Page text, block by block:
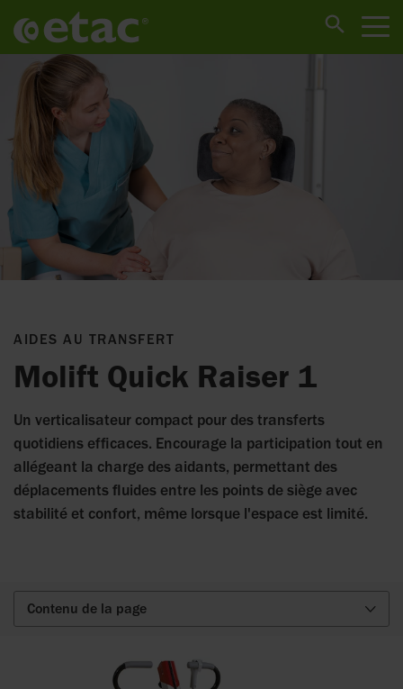
AIDES AU TRANSFERT
Molift Quick Raiser 1
Un verticalisateur compact pour des transferts
quotidiens efficaces. Encourage la participation tout en
allégeant la charge des aidants, permettant des
déplacements fluides entre les points de siège avec
stabilité et confort, même lorsque l'espace est limité.
Contenu de la page